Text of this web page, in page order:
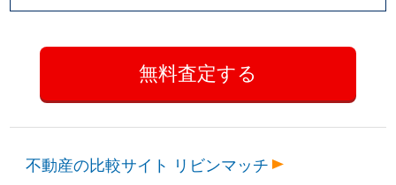
不動産の比較サイト リビンマッチ